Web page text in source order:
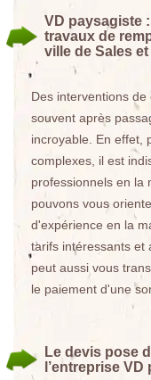
VD paysagiste
travaux de
ville de Sales
Des interventions
souvent après
incroyable. En effet,
complexes, il est
professionnels en la
pouvons vous
d'expérience en la
tarifs intéressants et
peut aussi vous
le paiement d'une
Le devis pose
l’entreprise